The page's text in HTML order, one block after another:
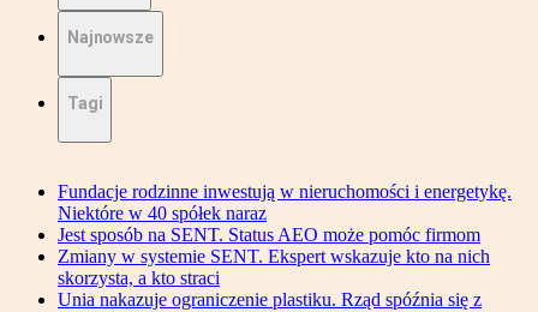
Najnowsze
Tagi
Fundacje rodzinne inwestują w nieruchomości i energetykę.
Niektóre w 40 spółek naraz
Jest sposób na SENT. Status AEO może pomóc firmom
Zmiany w systemie SENT. Ekspert wskazuje kto na nich
skorzysta, a kto straci
Unia nakazuje ograniczenie plastiku. Rząd spóźnia się z